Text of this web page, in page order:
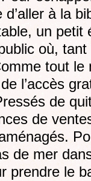
à la
un petit
où, tant
tout le
l’accès
de
de
de mer
prendre le